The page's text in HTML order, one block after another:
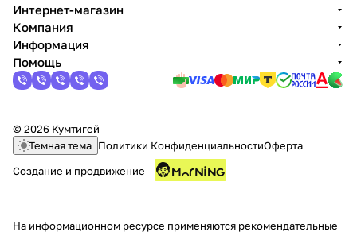
Интернет-магазин
Компания
Информация
Помощь
© 2026 Кумтигей
Темная тема Политики КонфиденциальностиОферта
Создание и продвижение
На информационном ресурсе применяются рекомендательные